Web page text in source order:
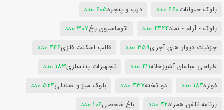
بلوک حیوانات660 عدد درب و پنجره605 عدد
بلوک - آرام - نماد4424 عدد اتوماسیون باغ307 عدد
جزئیات دیوار های آجری359 عدد قالب اسکلت فلزی446 عدد
طراحی مبلمان آشپزخانه411 عدد تجهیزات بدنسازی183 عدد
فواره184 عدد دو تخته437 عدد بلوک میز و صندلی524 عدد
برنامه تلفن همراه42 عدد باغ شخصی106 عدد